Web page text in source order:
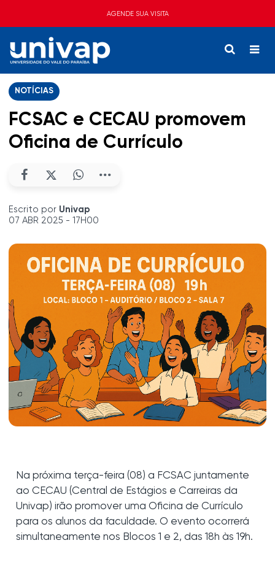
AGENDE SUA VISITA
NOTÍCIAS
FCSAC e CECAU promovem
Oficina de Currículo
Escrito por Univap
07 ABR 2025 - 17H00
Na próxima terça-feira (08) a FCSAC juntamente
ao CECAU (Central de Estágios e Carreiras da
Univap) irão promover uma Oficina de Currículo
para os alunos da faculdade. O evento ocorrerá
simultaneamente nos Blocos 1 e 2, das 18h às 19h.